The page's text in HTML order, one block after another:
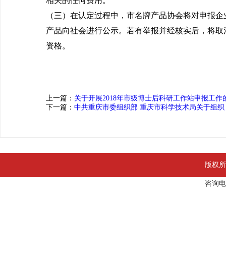
（三）在认定过程中，市名牌产品协会将对申报
产品向社会进行公示。若有举报并经核实后，将
资格。
上一篇： 关于开展2018年市级博士后科研工作站申报工作
下一篇： 中共重庆市委组织部 重庆市科学技术局关于组织
版权
咨询